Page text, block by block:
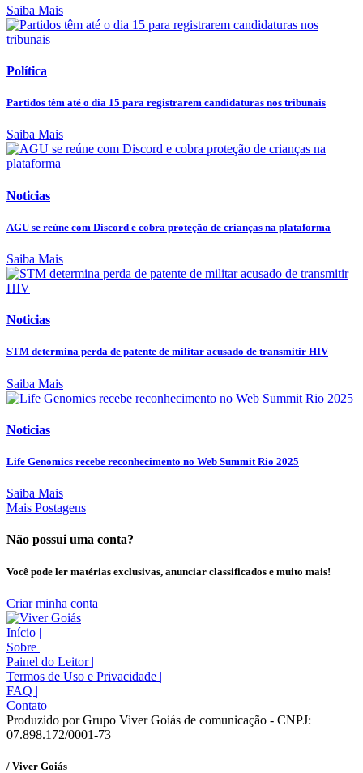
Saiba Mais
Política
Partidos têm até o dia 15 para registrarem candidaturas nos tribunais
Saiba Mais
Noticias
AGU se reúne com Discord e cobra proteção de crianças na plataforma
Saiba Mais
Noticias
STM determina perda de patente de militar acusado de transmitir HIV
Saiba Mais
Noticias
Life Genomics recebe reconhecimento no Web Summit Rio 2025
Saiba Mais
Mais Postagens
Não possui uma conta?
Você pode ler matérias exclusivas, anunciar classificados e muito mais!
Criar minha conta
Início |
Sobre |
Painel do Leitor |
Termos de Uso e Privacidade |
FAQ |
Contato
Produzido por Grupo Viver Goiás de comunicação - CNPJ:
07.898.172/0001-73
/ Viver Goiás